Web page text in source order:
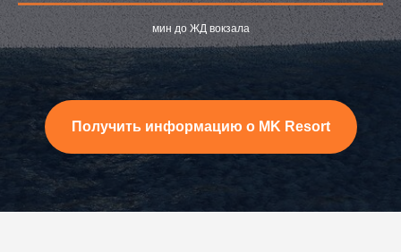
мин до ЖД вокзала
Получить информацию о MK Resort